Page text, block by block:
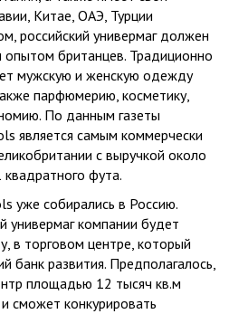
Китае, ОАЭ, Турции
российский универмаг должен
опытом британцев. Традиционно
мужскую и женскую одежду
парфюмерию, косметику,
По данным газеты
является самым коммерчески
с выручкой около
фута.
уже собирались в Россию.
универмаг компании будет
в торговом центре, который
банк развития. Предполагалось,
площадью 12 тысяч кв.м
сможет конкурировать